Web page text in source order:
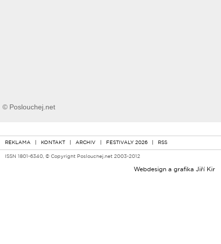
© Poslouchej.net
REKLAMA | KONTAKT | ARCHIV | FESTIVALY 2026 | RSS
ISSN 1801-6340, © Copyright Poslouchej.net 2003-2012
Webdesign a grafika Jiří Kir